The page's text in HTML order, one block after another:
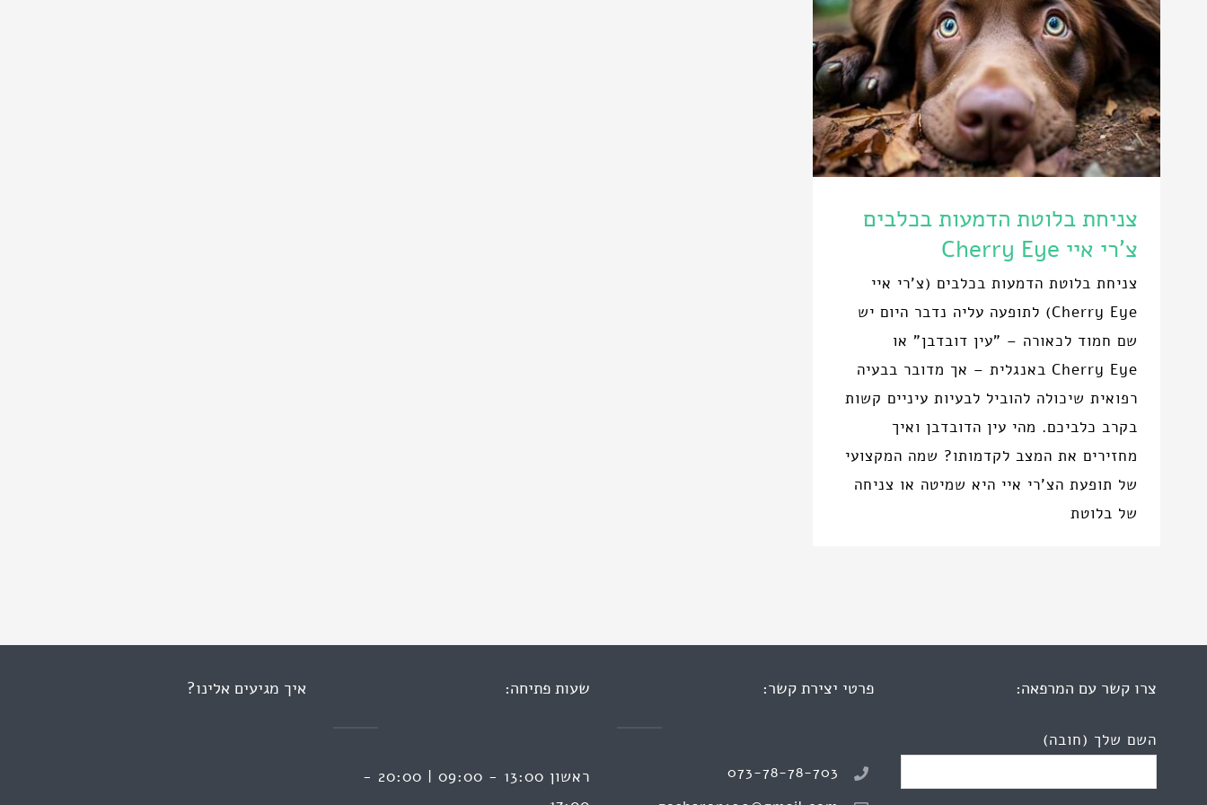
צניחת בלוטת הדמעות בכלבים
צ'רי איי Cherry Eye
צניחת בלוטת הדמעות בכלבים (צ'רי איי
Cherry Eye) לתופעה עליה נדבר היום יש
שם חמוד לכאורה – "עין דובדבן" או
Cherry Eye באנגלית – אך מדובר בבעיה
רפואית שיכולה להוביל לבעיות עיניים קשות
בקרב כלביכם. מהי עין הדובדבן ואיך
מחזירים את המצב לקדמותו? שמה המקצועי
של תופעת הצ'רי איי היא שמיטה או צניחה
של בלוטת
צרו קשר עם המרפאה:
השם שלך (חובה)
פרטי יצירת קשר:
073-78-78-703
שעות פתיחה:
ראשון 13:00 - 09:00 | 20:00 -
איך מגיעים אלינו?